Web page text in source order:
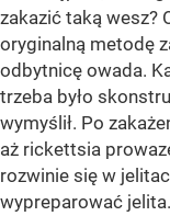
zakazić taką wesz?
oryginalną metodę
odbytnicę owada.
trzeba było
wymyślił. Po
aż rickettsia
rozwinie się w
wypreparować